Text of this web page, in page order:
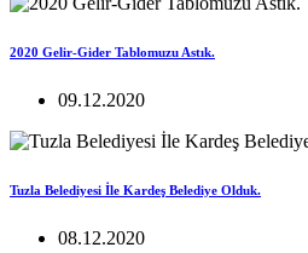
2020 Gelir-Gider Tablomuzu Astık.
09.12.2020
Tuzla Belediyesi İle Kardeş Belediye Olduk.
08.12.2020